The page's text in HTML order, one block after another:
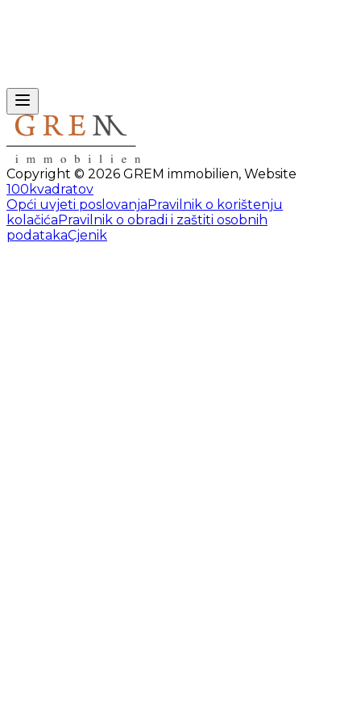
Copyright © 2026 GREM immobilien, Website
100kvadratov
Opći uvjeti poslovanjaPravilnik o korištenju
kolačićaPravilnik o obradi i zaštiti osobnih
podatakaCjenik